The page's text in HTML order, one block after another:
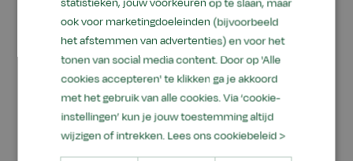
leerlingen, studenten en cursisten.
Het is onze taak om hen voor te bereiden op de
grote veranderingen die op hen afkomen door
open het gesprek aan te gaan, met aandacht
voor emoties en onzekerheid. Zij leren bij ons
hoe ze met wendbaar vakmanschap kunnen
statistieken, jouw voorkeuren op te slaan, maar
ook voor marketingdoeleinden (bijvoorbeeld
het afstemmen van advertenties) en voor het
tonen van social media content. Door op 'Alle
cookies accepteren' te klikken ga je akkoord
met het gebruik van alle cookies. Via ‘cookie-
instellingen’ kun je jouw toestemming altijd
wijzigen of intrekken. Lees ons cookiebeleid >